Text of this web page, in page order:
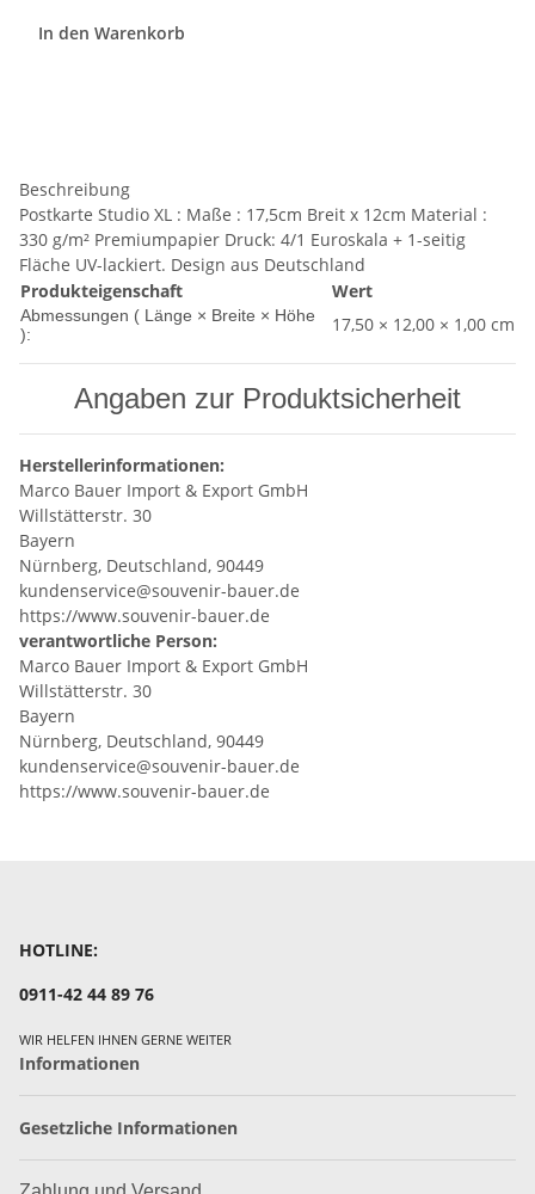
In den Warenkorb
Beschreibung
Postkarte Studio XL : Maße : 17,5cm Breit x 12cm Material :
330 g/m² Premiumpapier Druck: 4/1 Euroskala + 1-seitig
Fläche UV-lackiert. Design aus Deutschland
Produkteigenschaft
Wert
Abmessungen ( Länge × Breite × Höhe
):
17,50 × 12,00 × 1,00 cm
Angaben zur Produktsicherheit
Herstellerinformationen:
Marco Bauer Import & Export GmbH
Willstätterstr. 30
Bayern
Nürnberg, Deutschland, 90449
kundenservice@souvenir-bauer.de
https://www.souvenir-bauer.de
verantwortliche Person:
Marco Bauer Import & Export GmbH
Willstätterstr. 30
Bayern
Nürnberg, Deutschland, 90449
kundenservice@souvenir-bauer.de
https://www.souvenir-bauer.de
HOTLINE:
0911-42 44 89 76
WIR HELFEN IHNEN GERNE WEITER
Informationen
Gesetzliche Informationen